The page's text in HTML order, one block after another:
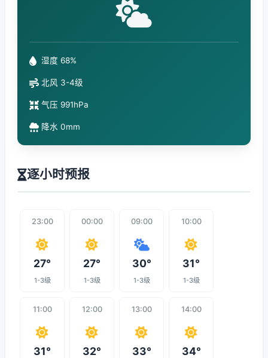
湿度 68%
北风 3-4级
气压 991hPa
降水 0mm
逐小时预报
23:00
27°
1-3级
00:00
27°
1-3级
09:00
30°
1-3级
10:00
31°
1-3级
11:00
31°
12:00
32°
13:00
33°
14:00
34°